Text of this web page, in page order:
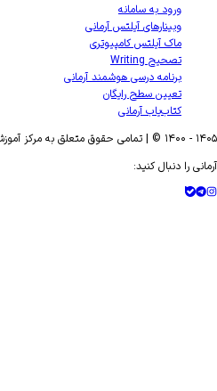
ورود به سامانه
وبینارهای آیلتس آرمانی
ماک آیلتس کامپیوتری
تصحیح Writing
برنامه درسی هوشمند آرمانی
تعیین سطح رایگان
کتاب‌یاب آرمانی
۱۴۰۵ - ۱۴۰۰ © | تمامی حقوق متعلق به مرکز آموزش زبان Armani English است.
آرمانی را دنبال کنید: